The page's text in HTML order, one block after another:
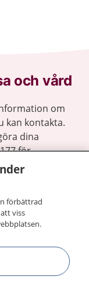
och vård
om
kan kontakta.
dina
för
Visa
förbättrad
viss